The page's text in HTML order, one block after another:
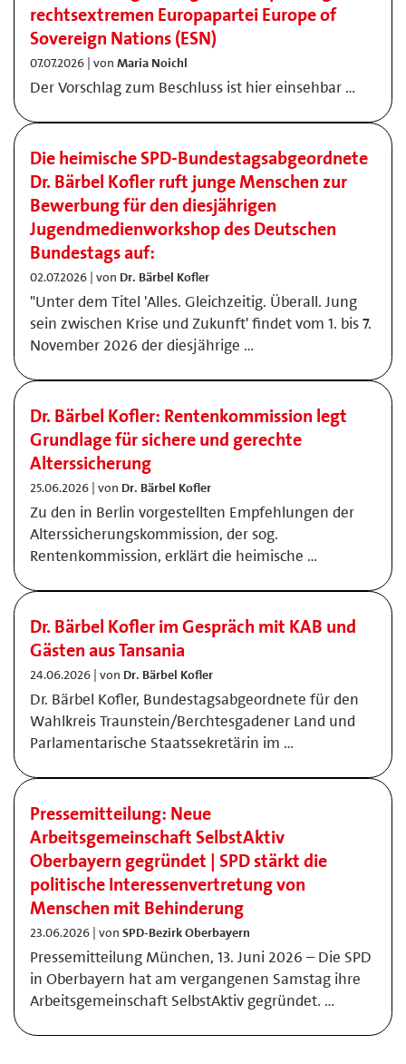
rechtsextremen Europapartei Europe of
Sovereign Nations (ESN)
07.07.2026 | von Maria Noichl
Der Vorschlag zum Beschluss ist hier einsehbar …
Die heimische SPD-Bundestagsabgeordnete
Dr. Bärbel Kofler ruft junge Menschen zur
Bewerbung für den diesjährigen
Jugendmedienworkshop des Deutschen
Bundestags auf:
02.07.2026 | von Dr. Bärbel Kofler
"Unter dem Titel 'Alles. Gleichzeitig. Überall. Jung
sein zwischen Krise und Zukunft' findet vom 1. bis 7.
November 2026 der diesjährige …
Dr. Bärbel Kofler: Rentenkommission legt
Grundlage für sichere und gerechte
Alterssicherung
25.06.2026 | von Dr. Bärbel Kofler
Zu den in Berlin vorgestellten Empfehlungen der
Alterssicherungskommission, der sog.
Rentenkommission, erklärt die heimische …
Dr. Bärbel Kofler im Gespräch mit KAB und
Gästen aus Tansania
24.06.2026 | von Dr. Bärbel Kofler
Dr. Bärbel Kofler, Bundestagsabgeordnete für den
Wahlkreis Traunstein/Berchtesgadener Land und
Parlamentarische Staatssekretärin im …
Pressemitteilung: Neue
Arbeitsgemeinschaft SelbstAktiv
Oberbayern gegründet | SPD stärkt die
politische Interessenvertretung von
Menschen mit Behinderung
23.06.2026 | von SPD-Bezirk Oberbayern
Pressemitteilung München, 13. Juni 2026 – Die SPD
in Oberbayern hat am vergangenen Samstag ihre
Arbeitsgemeinschaft SelbstAktiv gegründet. …